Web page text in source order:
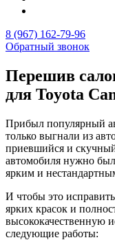
8 (967) 162-79-96
Обратный звонок
Перешив
для Toyota
Прибыл популярный
только выгнали из
приевшийся и
автомобиля нужно
ярким и
И чтобы это
ярких красок и
высококачественную
следующие работы: